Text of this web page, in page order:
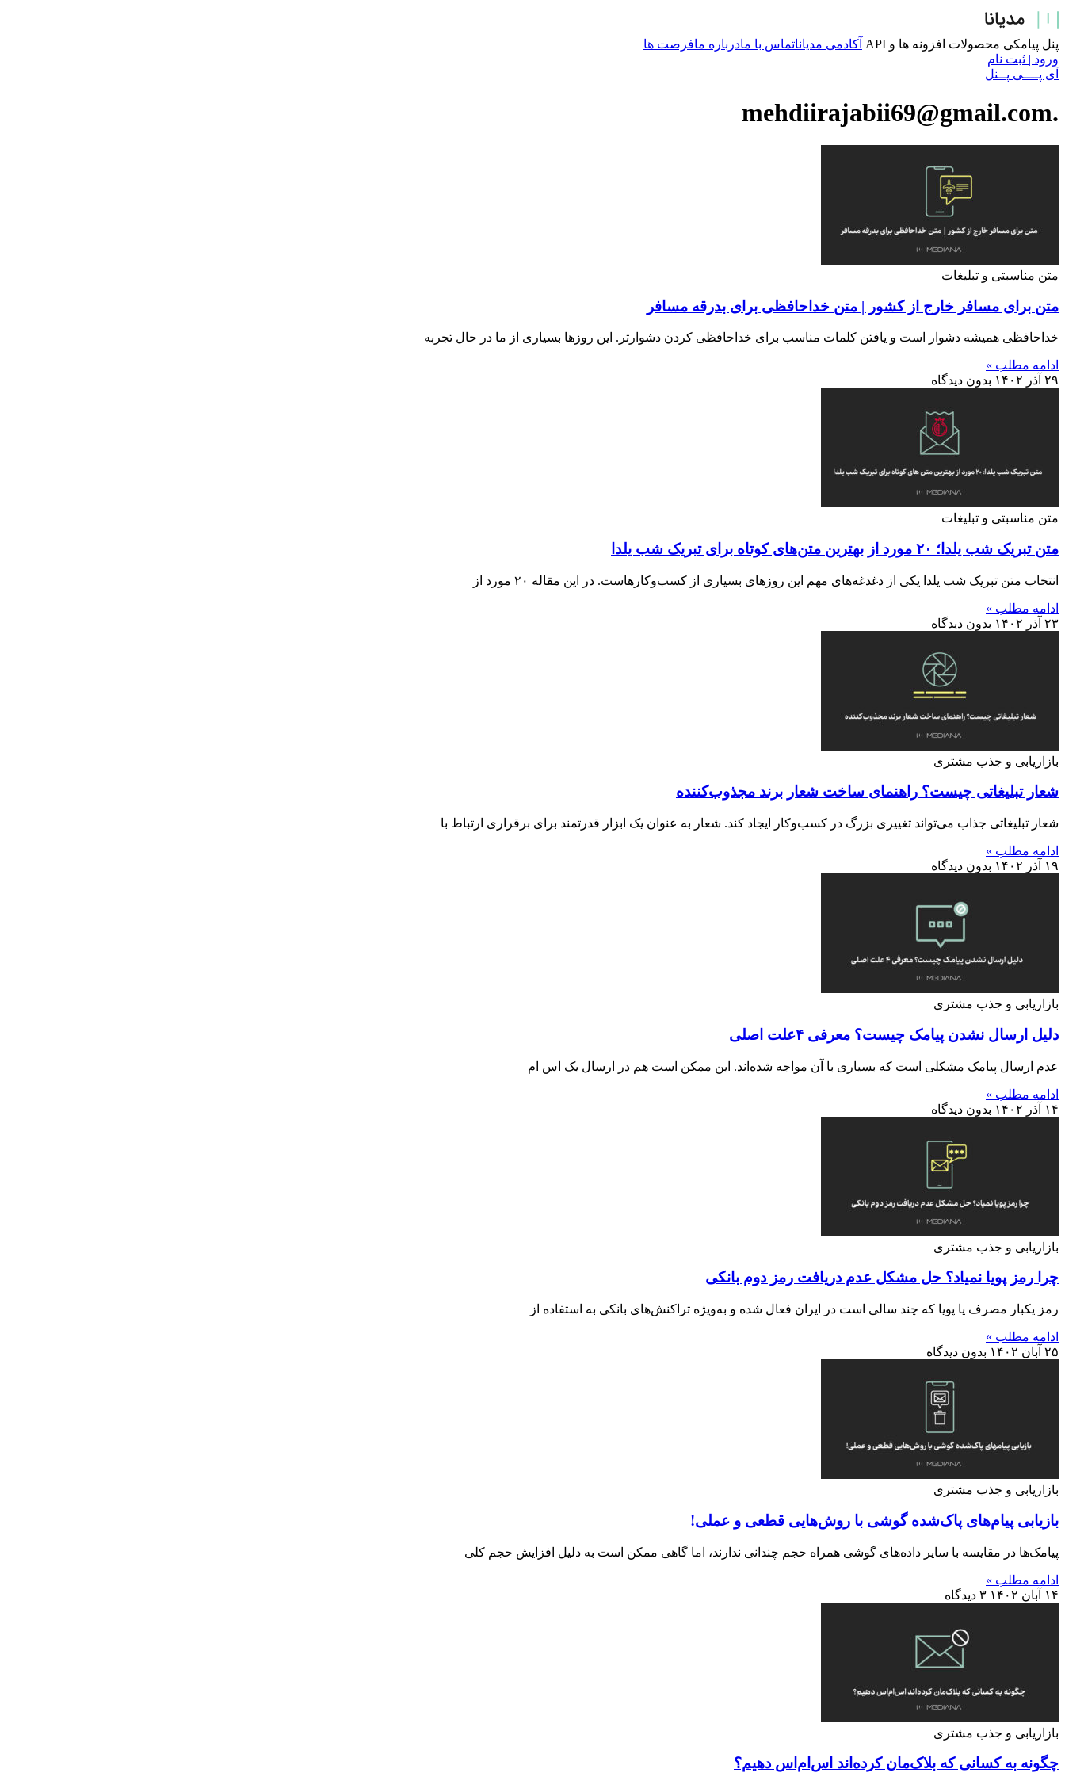
پرش
به
محتوا
پنل پیامکی محصولات افزونه ها و API آکادمی مدیاناتماس با مادرباره مافرصت ها
ورود | ثبت نام
آی پــــی پــنل
.mehdiirajabii69@gmail.com
متن مناسبتی و تبلیغات
متن برای مسافر خارج از کشور | متن خداحافظی برای بدرقه مسافر
خداحافظی همیشه دشوار است و یافتن کلمات مناسب برای خداحافظی کردن دشوارتر. این روزها بسیاری از ما در حال تجربه
ادامه مطلب »
۲۹ آذر ۱۴۰۲
بدون دیدگاه
متن مناسبتی و تبلیغات
متن تبریک شب یلدا؛ ۲۰ مورد از بهترین متن‌های کوتاه برای تبریک شب یلدا
انتخاب متن تبریک شب یلدا یکی از دغدغه‌های مهم این روزهای بسیاری از کسب‌وکارهاست. در این مقاله ۲۰ مورد از
ادامه مطلب »
۲۳ آذر ۱۴۰۲
بدون دیدگاه
بازاریابی و جذب مشتری
شعار تبلیغاتی چیست؟ راهنمای ساخت شعار برند مجذوب‌کننده
شعار تبلیغاتی جذاب می‌تواند تغییری بزرگ در کسب‌وکار ایجاد کند. شعار به عنوان یک ابزار قدرتمند برای برقراری ارتباط با
ادامه مطلب »
۱۹ آذر ۱۴۰۲
بدون دیدگاه
بازاریابی و جذب مشتری
دلیل ارسال نشدن پیامک چیست؟ معرفی ۴علت اصلی
عدم ارسال پیامک مشکلی است که بسیاری با آن مواجه شده‌اند. این ممکن است هم در ارسال یک اس ام
ادامه مطلب »
۱۴ آذر ۱۴۰۲
بدون دیدگاه
بازاریابی و جذب مشتری
چرا رمز پویا نمیاد؟ حل مشکل عدم دریافت رمز دوم بانکی
رمز یکبار مصرف یا پویا که چند سالی است در ایران فعال شده و به‌ویژه تراکنش‌های بانکی به استفاده از
ادامه مطلب »
۲۵ آبان ۱۴۰۲
بدون دیدگاه
بازاریابی و جذب مشتری
بازیابی پیام‌های پاک‌شده گوشی با روش‌هایی قطعی و عملی!
پیامک‌ها در مقایسه با سایر داده‌های گوشی همراه حجم چندانی ندارند، اما گاهی ممکن است به دلیل افزایش حجم کلی
ادامه مطلب »
۱۴ آبان ۱۴۰۲
۳ دیدگاه
بازاریابی و جذب مشتری
چگونه به کسانی که بلاک‌مان کرده‌اند اس‌ام‌اس دهیم؟